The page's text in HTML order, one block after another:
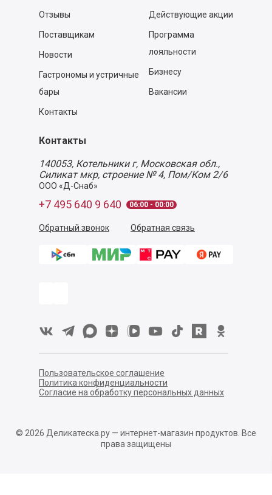
Отзывы
Поставщикам
Новости
Гастрономы и устричные
бары
Контакты
Действующие акции
Программа
лояльности
Бизнесу
Вакансии
Контакты
140053, Котельники г, Московская обл.,
Силикат мкр, строение № 4, Пом/Ком 2/6
ООО «Д-Снаб»
+7 495 640 9 640 06:00 - 00:00
Обратный звонок Обратная связь
Пользовательское соглашение
Политика конфиденциальности
Согласие на обработку персональных данных
© 2026 Деликатеска.ру — интернет-магазин продуктов. Все
права защищены